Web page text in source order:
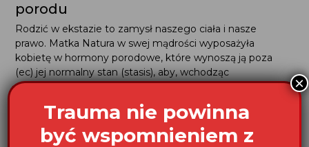
porodu
Rodzić w ekstazie to zamysł naszego ciała i nasze
prawo. Matka Natura w swej mądrości wyposażyła
kobietę w hormony porodowe, które wynoszą ją poza
(ec) jej normalny stan (stasis), aby, wchodząc
w macierzyństwo, mogła przeżyć transformację...
Trauma nie powinna
być wspomnieniem z
×